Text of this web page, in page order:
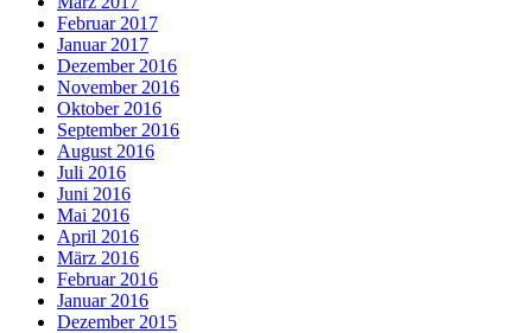
Februar 2017
Januar 2017
Dezember 2016
November 2016
Oktober 2016
September 2016
August 2016
Juli 2016
Juni 2016
Mai 2016
April 2016
März 2016
Februar 2016
Januar 2016
Dezember 2015